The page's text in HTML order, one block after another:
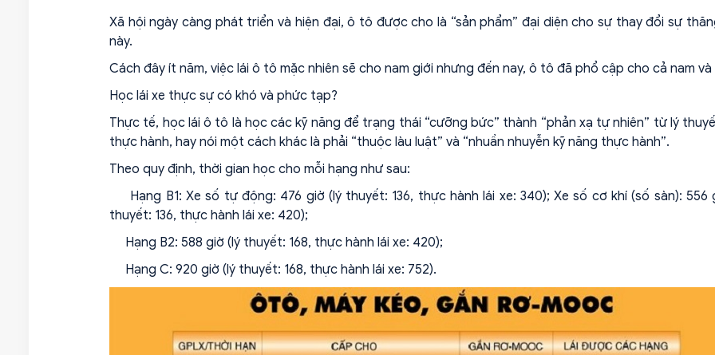
Xã hội ngày càng phát triển và hiện đại, ô tô được cho là “sản phẩm” đại diện cho sự thay đổi sự
này.
Cách đây ít năm, việc lái ô tô mặc nhiên sẽ cho nam giới nhưng đến nay, ô tô đã phổ cập cho cả nam và
Học lái xe thực sự có khó và phức tạp?
Thực tế, học lái ô tô là học các kỹ năng để trạng thái “cưỡng bức” thành “phản xạ tự nhiên” từ lý
thực hành, hay nói một cách khác là phải “thuộc làu luật” và “nhuần nhuyễn kỹ năng thực hành”.
Theo quy định, thời gian học cho mỗi hạng như sau:
Hạng B1: Xe số tự động: 476 giờ (lý thuyết: 136, thực hành lái xe: 340); Xe số cơ khí (số sàn): 556
thuyết: 136, thực hành lái xe: 420);
Hạng B2: 588 giờ (lý thuyết: 168, thực hành lái xe: 420);
Hạng C: 920 giờ (lý thuyết: 168, thực hành lái xe: 752).